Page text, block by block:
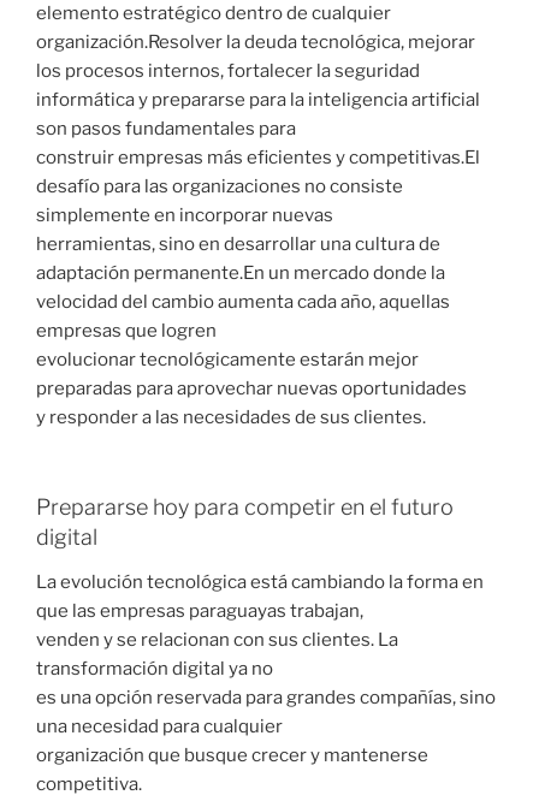
elemento estratégico dentro de cualquier
organización.Resolver la deuda tecnológica, mejorar
los procesos internos, fortalecer la seguridad
informática y prepararse para la inteligencia artificial
son pasos fundamentales para
construir empresas más eficientes y competitivas.El
desafío para las organizaciones no consiste
simplemente en incorporar nuevas
herramientas, sino en desarrollar una cultura de
adaptación permanente.En un mercado donde la
velocidad del cambio aumenta cada año, aquellas
empresas que logren
evolucionar tecnológicamente estarán mejor
preparadas para aprovechar nuevas oportunidades
y responder a las necesidades de sus clientes.
Prepararse hoy para competir en el futuro
digital
La evolución tecnológica está cambiando la forma en
que las empresas paraguayas trabajan,
venden y se relacionan con sus clientes. La
transformación digital ya no
es una opción reservada para grandes compañías, sino
una necesidad para cualquier
organización que busque crecer y mantenerse
competitiva.